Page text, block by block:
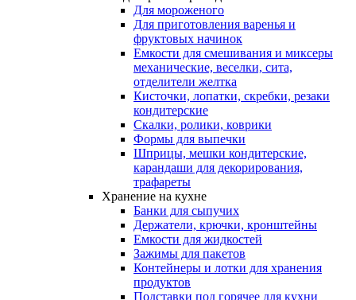
Для мороженого
Для приготовления варенья и
фруктовых начинок
Емкости для смешивания и миксеры
механические, веселки, сита,
отделители желтка
Кисточки, лопатки, скребки, резаки
кондитерские
Скалки, ролики, коврики
Формы для выпечки
Шприцы, мешки кондитерские,
карандаши для декорирования,
трафареты
Хранение на кухне
Банки для сыпучих
Держатели, крючки, кронштейны
Емкости для жидкостей
Зажимы для пакетов
Контейнеры и лотки для хранения
продуктов
Подставки под горячее для кухни